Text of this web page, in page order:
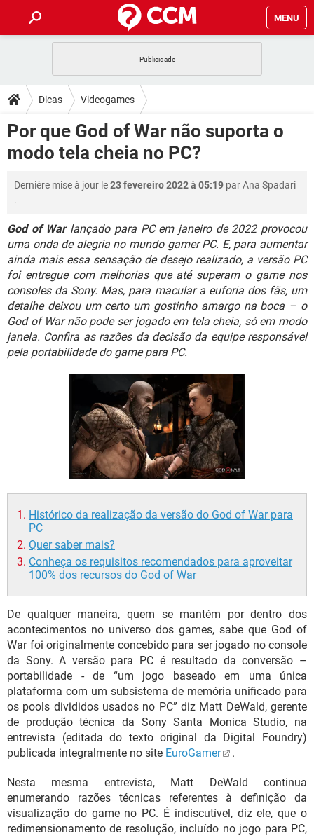
MENU
CELULAR
OUTLOOK EXCEL
INSTAGRAM GMAIL
DICAS
JOGOS
CELULAR FACEBOOK
INSTAGRAM GMAIL
DOWNLOADS
JOGOS WHATSAPP
INSTAGRAM GMAIL
GUIA DE COMPRAS
FÓRUM
JOGOS WHATSAPP
OUTLOOK EXCEL
INSTAGRAM GMAIL
GUIA DE COMPRAS
JOGOS WHATSAPP
CELULAR FACEBOOK
OUTLOOK EXCEL
INSTAGRAM GMAIL
GUIA DE COMPRAS
Dicas Videogames
Por que God of War não suporta o
modo tela cheia no PC?
Dernière mise à jour le23 fevereiro 2022 à 05:19 parAna Spadari
.
God of Warlançado para PC em janeiro de 2022 provocou
uma onda de alegria no mundo gamer PC. E, para aumentar
ainda mais essa sensação de desejo realizado, a versão PC
foi entregue com melhorias que até superam o game nos
consoles da Sony. Mas, para macular a euforia dos fãs, um
detalhe deixou um certo um gostinho amargo na boca – o
God of War não pode ser jogado em tela cheia, só em modo
janela. Confira as razões da decisão da equipe responsável
pela portabilidade do game para PC.
Histórico da realização da versão do God of War para
PC
Quer saber mais?
Conheça os requisitos recomendados para aproveitar
100% dos recursos do God of War
De qualquer maneira, quem se mantém por dentro dos
acontecimentos no universo dos games, sabe que God of
War foi originalmente concebido para ser jogado no console
da Sony. A versão para PC é resultado da conversão –
portabilidade - de “um jogo baseado em uma única
plataforma com um subsistema de memória unificado para
os pools divididos usados no PC” diz Matt DeWald, gerente
de produção técnica da Sony Santa Monica Studio, na
entrevista (editada do texto original da Digital Foundry)
publicada integralmente no site EuroGamer .
Nesta mesma entrevista, Matt DeWald continua
enumerando razões técnicas referentes à definição da
visualização do game no PC. É indiscutível, diz ele, que o
redimensionamento de resolução, incluído no jogo para PC,